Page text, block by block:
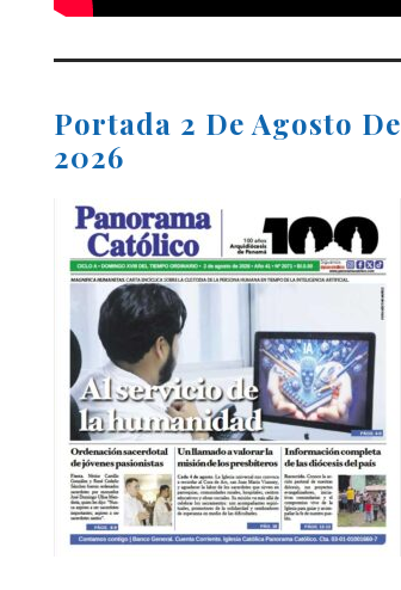
Portada 2 De Agosto De
2026